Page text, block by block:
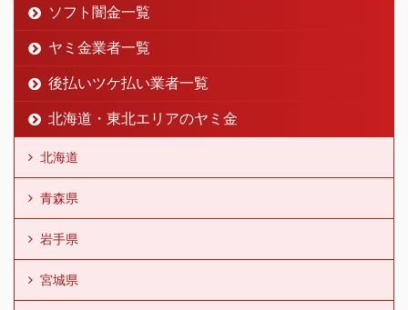
ソフト闇金一覧
ヤミ金業者一覧
後払いツケ払い業者一覧
北海道・東北エリアのヤミ金
北海道
青森県
岩手県
宮城県